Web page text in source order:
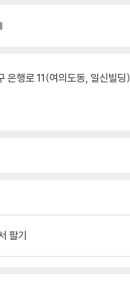
은행로 11(여의도동, 일신빌딩)
팔기